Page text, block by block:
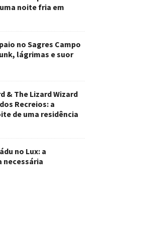
noite fria em
no Sagres Campo
lágrimas e suor
& The Lizard Wizard
Recreios: a
de uma residência
no Lux: a
necessária